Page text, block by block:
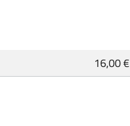
16,00 €